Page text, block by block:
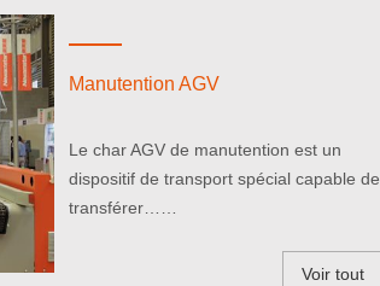
Manutention AGV
Le char AGV de manutention est un
dispositif de transport spécial capable de
transférer……
Voir tout